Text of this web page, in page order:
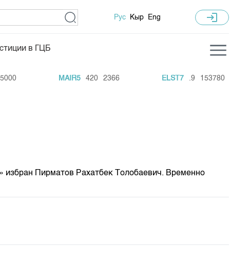
аукционов по ГЦБ
аукционов ГЦБ
Рус Кыр Eng login
в ГЦБ
MAIR5 420 2366 ELST7 .9 153780
Пирматов Рахатбек Толобаевич. Временно